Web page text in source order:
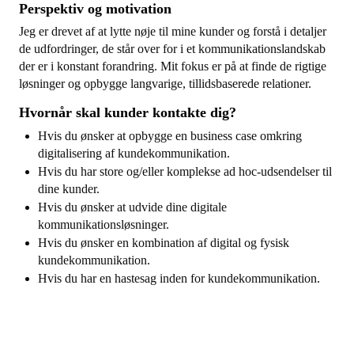
Perspektiv og motivation
Jeg er drevet af at lytte nøje til mine kunder og forstå i detaljer
de udfordringer, de står over for i et kommunikationslandskab
der er i konstant forandring. Mit fokus er på at finde de rigtige
løsninger og opbygge langvarige, tillidsbaserede relationer.
Hvornår skal kunder kontakte dig?
Hvis du ønsker at opbygge en business case omkring
digitalisering af kundekommunikation.
Hvis du har store og/eller komplekse ad hoc-udsendelser til
dine kunder.
Hvis du ønsker at udvide dine digitale
kommunikationsløsninger.
Hvis du ønsker en kombination af digital og fysisk
kundekommunikation.
Hvis du har en hastesag inden for kundekommunikation.